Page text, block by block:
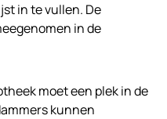
in te vullen. De
in de
moet een plek in de
kunnen